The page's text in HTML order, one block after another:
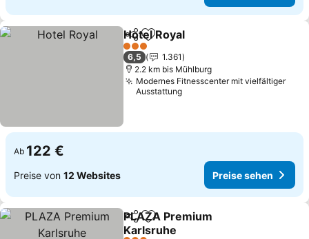
TeilenZu Favoriten hinzufügen
Hotel Royal
3 Sterne
6,5
1.361
2.2 km bis Mühlburg
Modernes Fitnesscenter mit vielfältiger
Ausstattung
Ab 122 €
Preise von 12 Websites Preise sehen
TeilenZu Favoriten hinzufügen
PLAZA Premium
Karlsruhe